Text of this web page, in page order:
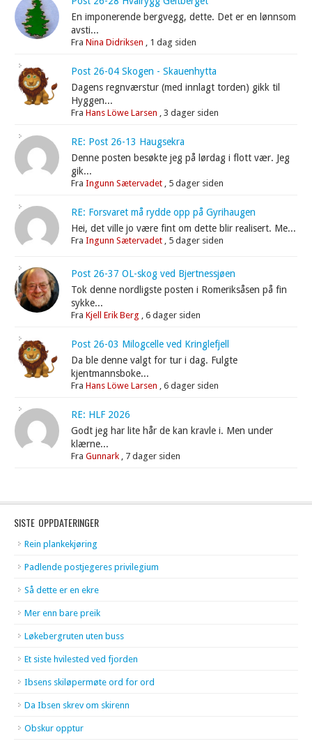
En imponerende bergvegg, dette. Det er en lønnsom
avsti...
FraNina Didriksen , 1 dag siden
Post 26-04 Skogen - Skauenhytta
Dagens regnværstur (med innlagt torden) gikk til
Hyggen...
FraHans Löwe Larsen ,3 dager siden
RE: Post 26-13 Haugsekra
Denne posten besøkte jeg på lørdag i flott vær. Jeg
gik...
FraIngunn Sætervadet , 5 dager siden
RE: Forsvaret må rydde opp på Gyrihaugen
Hei, det ville jo være fint om dette blir realisert. Me...
FraIngunn Sætervadet , 5 dager siden
Post 26-37 OL-skog ved Bjertnessjøen
Tok denne nordligste posten i Romeriksåsen på fin
sykke...
FraKjell Erik Berg ,6 dager siden
Post 26-03 Milogcelle ved Kringlefjell
Da ble denne valgt for tur i dag. Fulgte
kjentmannsboke...
FraHans Löwe Larsen ,6 dager siden
RE: HLF 2026
Godt jeg har lite hår de kan kravle i. Men under
klærne...
FraGunnark , 7 dager siden
SISTE OPPDATERINGER
Rein plankekjøring
Padlende postjegeres privilegium
Så dette er en ekre
Mer enn bare preik
Løkebergruten uten buss
Et siste hvilested ved fjorden
Ibsens skiløpermøte ord for ord
Da Ibsen skrev om skirenn
Obskur opptur